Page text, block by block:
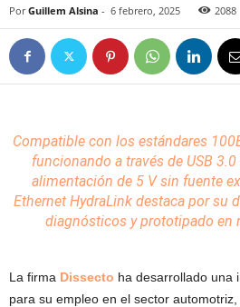
Por Guillem Alsina - 6 febrero, 2025 2088
Compatible con los estándares
funcionando a través de USB
alimentación de 5 V sin fuente
EthernetHydraLink destaca por su
diagnósticos y prototipado en
La firma Dissecto ha desarrollado una
para su empleo en el sector